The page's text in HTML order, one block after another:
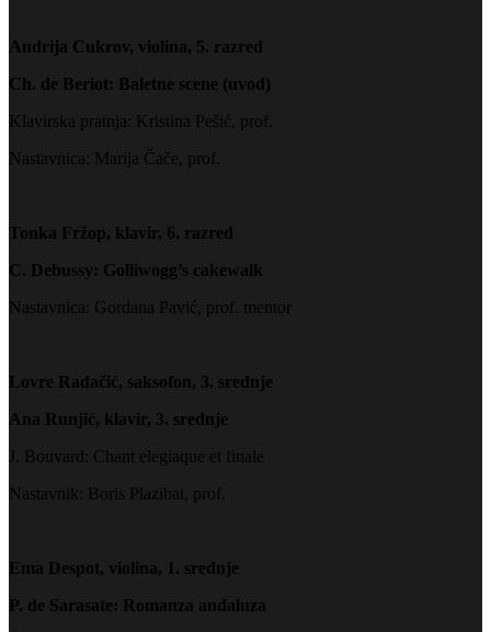
Andrija Cukrov, violina, 5. razred
Ch. de Beriot: Baletne scene (uvod)
Klavirska pratnja: Kristina Pešić, prof.
Nastavnica: Marija Čače, prof.
Tonka Fržop, klavir, 6. razred
C. Debussy: Golliwogg’s cakewalk
Nastavnica: Gordana Pavić, prof. mentor
Lovre Radačić, saksofon, 3. srednje
Ana Runjić, klavir, 3. srednje
J. Bouvard: Chant elegiaque et finale
Nastavnik: Boris Plazibat, prof.
Ema Despot, violina, 1. srednje
P. de Sarasate: Romanza andaluza